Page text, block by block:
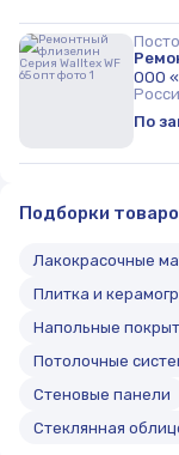
ООО
По
Подборки
Лакокрасочные
Плитка и
Напольные
Потолочные
Стеновые панели
Стеклянная